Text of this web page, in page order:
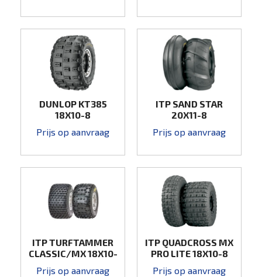
DUNLOP KT385
18X10-8
Prijs op aanvraag
ITP SAND STAR
20X11-8
Prijs op aanvraag
ITP TURFTAMMER
CLASSIC/MX 18X10-
Prijs op aanvraag
ITP QUADCROSS MX
PRO LITE 18X10-8
Prijs op aanvraag